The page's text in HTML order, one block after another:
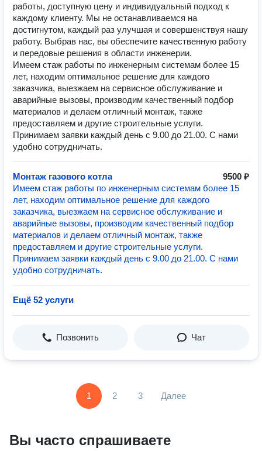
работы, доступную цену и индивидуальный подход к
каждому клиенту. Мы не останавливаемся на
достигнутом, каждый раз улучшая и совершенствуя нашу
работу. Выбрав нас, вы обеспечите качественную работу
и передовые решения в области инженерии.
Имеем стаж работы по инженерным системам более 15
лет, находим оптимальное решение для каждого
заказчика, выезжаем на сервисное обслуживание и
аварийные вызовы, производим качественный подбор
материалов и делаем отличный монтаж, также
предоставляем и другие строительные услуги.
Принимаем заявки каждый день с 9.00 до 21.00. С нами
удобно сотрудничать.
Монтаж газового котла
9500 ₽
Имеем стаж работы по инженерным системам более 15
лет, находим оптимальное решение для каждого
заказчика, выезжаем на сервисное обслуживание и
аварийные вызовы, производим качественный подбор
материалов и делаем отличный монтаж, также
предоставляем и другие строительные услуги.
Принимаем заявки каждый день с 9.00 до 21.00. С нами
удобно сотрудничать.
Ещё 52 услуги
Позвонить Чат
1 2 3 Далее
Вы часто спрашиваете